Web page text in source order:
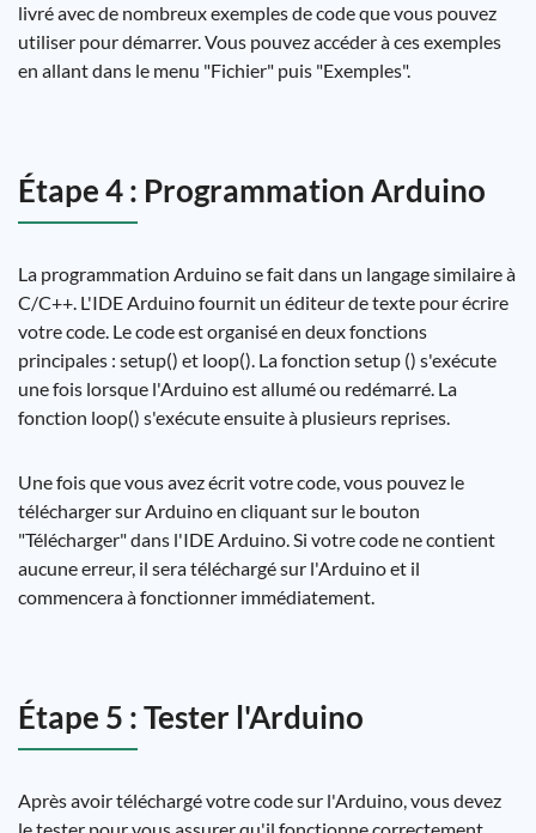
livré avec de nombreux exemples de code que vous pouvez
utiliser pour démarrer. Vous pouvez accéder à ces exemples
en allant dans le menu "Fichier" puis "Exemples".
Étape 4 : Programmation Arduino
La programmation Arduino se fait dans un langage similaire à
C/C++. L'IDE Arduino fournit un éditeur de texte pour écrire
votre code. Le code est organisé en deux fonctions
principales : setup() et loop(). La fonction setup () s'exécute
une fois lorsque l'Arduino est allumé ou redémarré. La
fonction loop() s'exécute ensuite à plusieurs reprises.
Une fois que vous avez écrit votre code, vous pouvez le
télécharger sur Arduino en cliquant sur le bouton
"Télécharger" dans l'IDE Arduino. Si votre code ne contient
aucune erreur, il sera téléchargé sur l'Arduino et il
commencera à fonctionner immédiatement.
Étape 5 : Tester l'Arduino
Après avoir téléchargé votre code sur l'Arduino, vous devez